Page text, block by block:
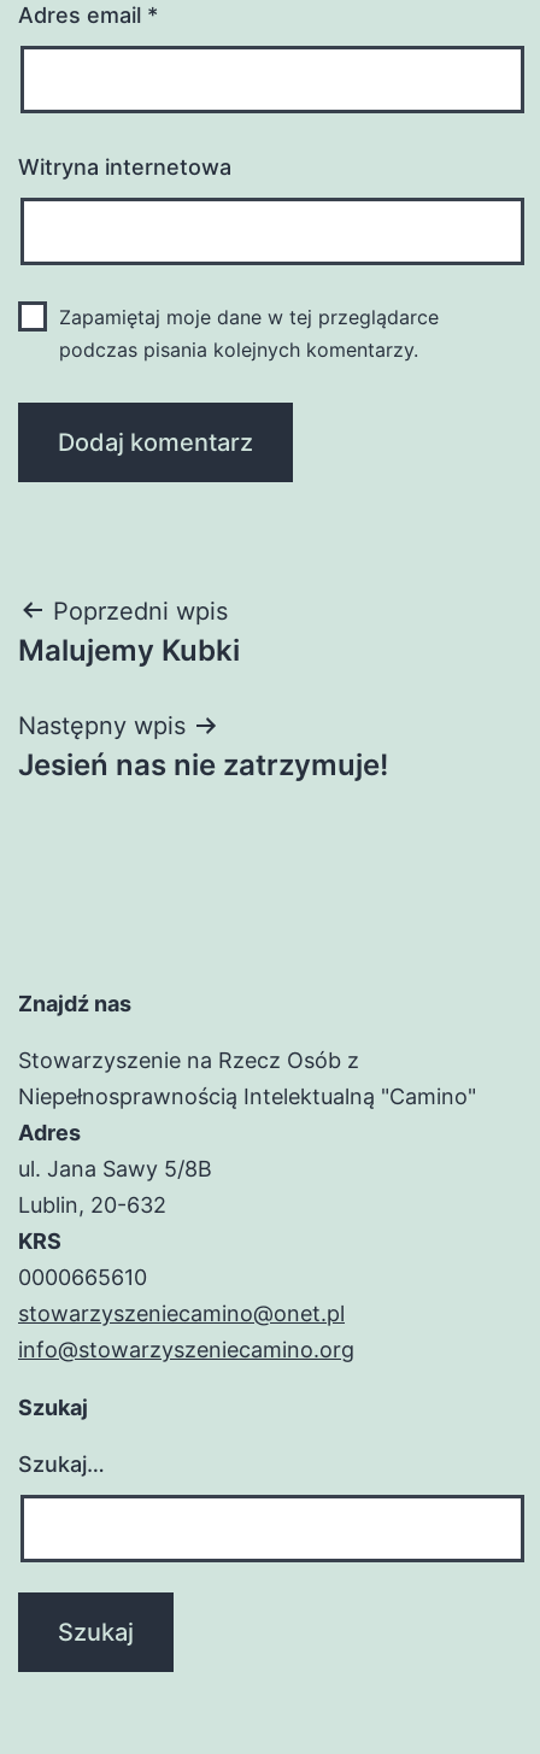
Adres email *
Witryna internetowa
Zapamiętaj moje dane w tej przeglądarce
podczas pisania kolejnych komentarzy.
Nawigacja
wpisu
Poprzedni wpis
Malujemy Kubki
Następny wpis
Jesień nas nie zatrzymuje!
Znajdź nas
Stowarzyszenie na Rzecz Osób z
Niepełnosprawnością Intelektualną "Camino"
Adres
ul. Jana Sawy 5/8B
Lublin, 20-632
KRS
0000665610
stowarzyszeniecamino@onet.pl
info@stowarzyszeniecamino.org
Szukaj
Szukaj…